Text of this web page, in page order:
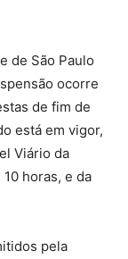
de São Paulo
ocorre
de fim de
está em vigor,
Viário da
horas, e da
pela